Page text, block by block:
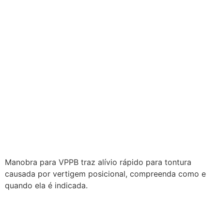
Manobra para VPPB traz alívio rápido para tontura
causada por vertigem posicional, compreenda como e
quando ela é indicada.